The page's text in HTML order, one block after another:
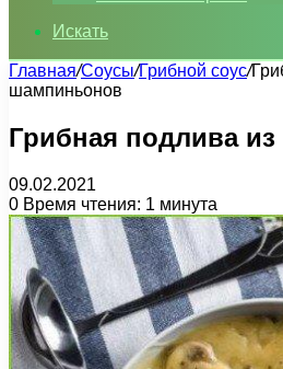
Искать
Главная/Соусы/Грибной соус/
шампиньонов
Грибная подлива
09.02.2021
0 Время чтения: 1 минута